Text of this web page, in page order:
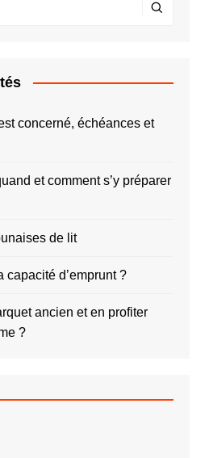
concerné, échéances et
et comment s’y préparer
de lit
capacité d’emprunt ?
ancien et en profiter
?